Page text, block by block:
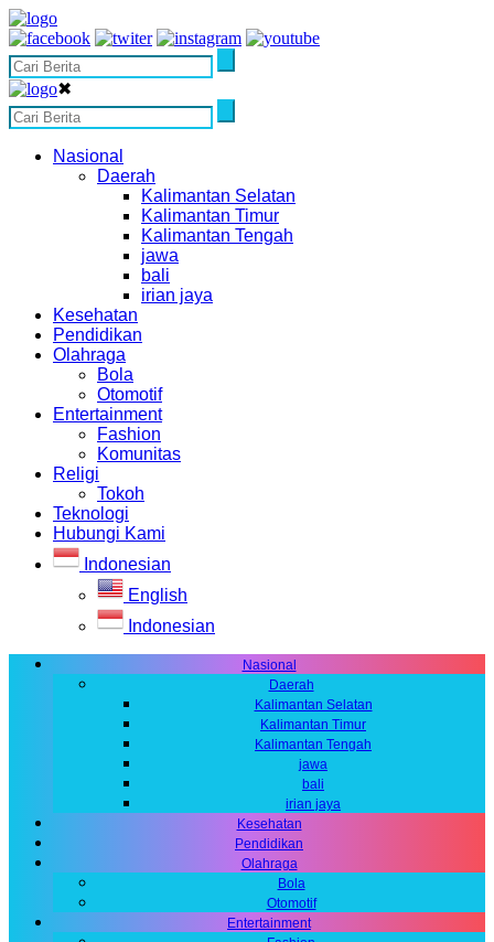
✖
Nasional
Daerah
Kalimantan Selatan
Kalimantan Timur
Kalimantan Tengah
jawa
bali
irian jaya
Kesehatan
Pendidikan
Olahraga
Bola
Otomotif
Entertainment
Fashion
Komunitas
Religi
Tokoh
Teknologi
Hubungi Kami
Indonesian
English
Indonesian
Nasional
Daerah
Kalimantan Selatan
Kalimantan Timur
Kalimantan Tengah
jawa
bali
irian jaya
Kesehatan
Pendidikan
Olahraga
Bola
Otomotif
Entertainment